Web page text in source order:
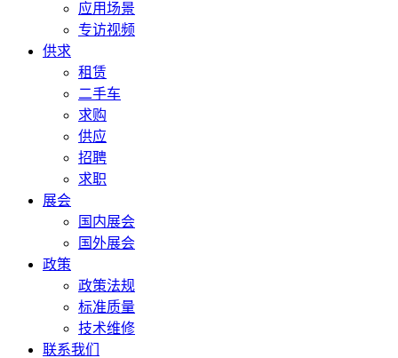
应用场景
专访视频
供求
租赁
二手车
求购
供应
招聘
求职
展会
国内展会
国外展会
政策
政策法规
标准质量
技术维修
联系我们